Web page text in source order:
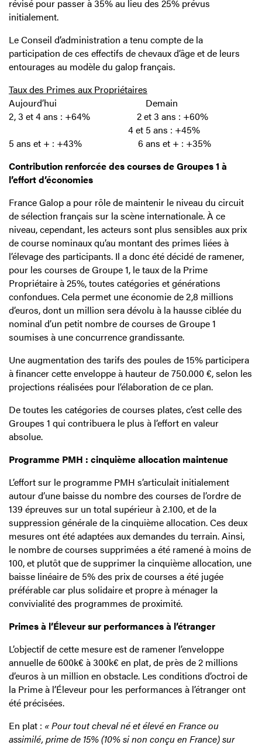
révisé pour passer à 35% au lieu des 25% prévus
initialement.
Le Conseil d’administration a tenu compte de la
participation de ces effectifs de chevaux d’âge et de leurs
entourages au modèle du galop français.
Taux des Primes aux Propriétaires
Aujourd’hui Demain
2, 3 et 4 ans : +64% 2 et 3 ans : +60%
4 et 5 ans : +45%
5 ans et + : +43% 6 ans et + : +35%
Contribution renforcée des courses de Groupes 1 à
l’effort d’économies
France Galop a pour rôle de maintenir le niveau du circuit
de sélection français sur la scène internationale. À ce
niveau, cependant, les acteurs sont plus sensibles aux prix
de course nominaux qu’au montant des primes liées à
l’élevage des participants. Il a donc été décidé de ramener,
pour les courses de Groupe 1, le taux de la Prime
Propriétaire à 25%, toutes catégories et générations
confondues. Cela permet une économie de 2,8 millions
d’euros, dont un million sera dévolu à la hausse ciblée du
nominal d’un petit nombre de courses de Groupe 1
soumises à une concurrence grandissante.
Une augmentation des tarifs des poules de 15% participera
à financer cette enveloppe à hauteur de 750.000 €, selon les
projections réalisées pour l’élaboration de ce plan.
De toutes les catégories de courses plates, c’est celle des
Groupes 1 qui contribuera le plus à l’effort en valeur
absolue.
Programme PMH : cinquième allocation maintenue
L’effort sur le programme PMH s’articulait initialement
autour d’une baisse du nombre des courses de l’ordre de
139 épreuves sur un total supérieur à 2.100, et de la
suppression générale de la cinquième allocation. Ces deux
mesures ont été adaptées aux demandes du terrain. Ainsi,
le nombre de courses supprimées a été ramené à moins de
100, et plutôt que de supprimer la cinquième allocation, une
baisse linéaire de 5% des prix de courses a été jugée
préférable car plus solidaire et propre à ménager la
convivialité des programmes de proximité.
Primes à l’Éleveur sur performances à l’étranger
L’objectif de cette mesure est de ramener l’enveloppe
annuelle de 600k€ à 300k€ en plat, de près de 2 millions
d’euros à un million en obstacle. Les conditions d’octroi de
la Prime à l’Éleveur pour les performances à l’étranger ont
été précisées.
En plat : « Pour tout cheval né et élevé en France ou
assimilé, prime de 15% (10% si non conçu en France) sur